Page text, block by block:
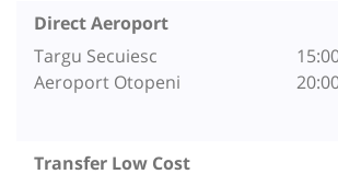
Direct Aeroport
Targu Secuiesc
Aeroport Otopeni
Transfer Low Cost